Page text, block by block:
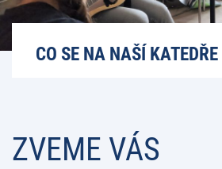
CO SE NA NAŠÍ KATEDŘE
ZVEME VÁS